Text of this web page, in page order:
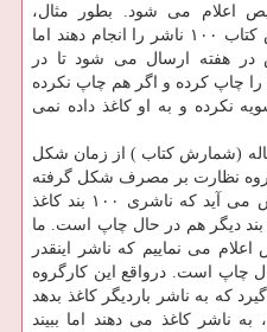
اعلام می شود. بطور مثال،
ممكنست همكاران ما كار شمارش كتاب ۱۰۰ ناشر را انجام دهند اما
در هفته ارسال می شود تا در
چاپ كرده و اگر هم چاپ نكرده
نكرده و به او كاغذ داده نمی
(شمارش كتاب ) از زمان شكل
نظارت بر مصرف شكل گرفته
است. البته این نكته هم گاهی پیش می آید كه ناشری ۱۰۰ بند كاغذ
گرفته و ۸۰ بند را چاپ كرده و ۲۰ بند دیگر هم در حال چاپ است. ما
می نماییم كه ناشر اینقدر
چاپ است. درواقع این كارگروه
كه به ناشر باردیگر كاغذ بدهد
ناشر كاغذ می دهند اما ببیند